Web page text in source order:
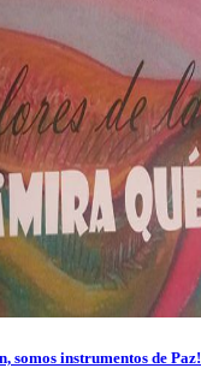
somos instrumentos de Paz!